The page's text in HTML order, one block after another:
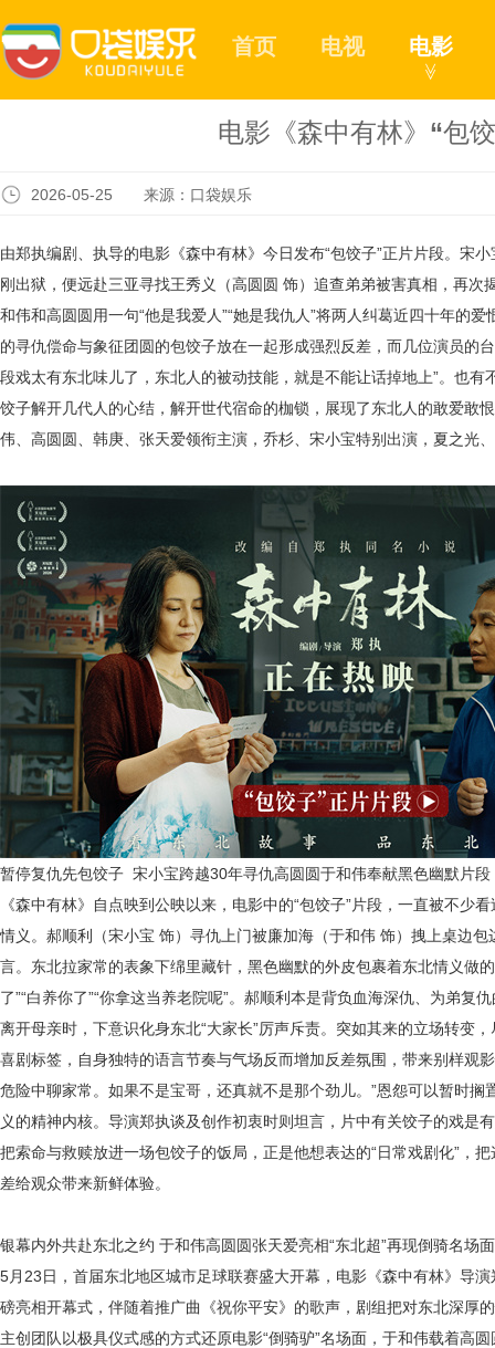
首页 电视 电影
≫
电影《森中有林》“包
2026-05-25 来源：口袋娱乐
由郑执编剧、执导的电影《森中有林》今日发布“包饺子”正片片段。 宋小
刚出狱，便远赴三亚寻找王秀义（高圆圆 饰）追查弟弟被害真相， 再次
和伟和高圆圆用一句“他是我爱人”“她是我仇人”将两人纠葛近四十年的爱
的寻仇偿命与象征团圆的包饺子放在一起形成强烈反差， 而几位演员的
段戏太有东北味儿了 ，东北人的被动技能，就是不能让话掉地上”。也有
饺子解开几代人的心结，解开世代宿命的枷锁，展现了东北人的敢爱敢
伟、高圆圆、韩庚、张天爱领衔主演，乔杉、宋小宝特别出演，夏之光
暂停复仇先包饺子 宋小宝跨越30年寻仇高圆圆于和伟奉献黑色幽默片段
《森中有林》自点映到公映以来，电影中的“包饺子”片段， 一直被不少
情义。郝顺利（宋小宝 饰）寻仇上门被廉加海（于和伟 饰）拽上桌边包
言。东北拉家常的表象下绵里藏针，黑色幽默的外皮包裹着东北情义做
了”“白养你了”“你拿这当养老院呢”。郝顺利本是背负血海深仇、为弟复
离开母亲时，下意识化身东北“大家长”厉声斥责。突如其来的立场转变
喜剧标签，自身独特的语言节奏与气场反而增加反差氛围，带来别样观
危险中聊家常。如果不是宝哥，还真就不是那个劲儿。”恩怨可以暂时
义的精神内核。 导演郑执谈及创作初衷时则坦言，片中有关饺子的戏是
把索命与救赎放进一场包饺子的饭局，正是他想表达的“日常戏剧化”，
差给观众带来新鲜体验。
银幕内外共赴东北之约 于和伟高圆圆张天爱亮相“东北超”再现倒骑名场面
5月23日，首届东北地区城市足球联赛盛大开幕，电影《森中有林》导演
磅亮相开幕式，伴随着推广曲 《祝你平安》 的歌声 ，剧组把对东北深厚
主创团队以极具仪式感的方式还原电影“倒骑驴”名场面，于和伟载着高